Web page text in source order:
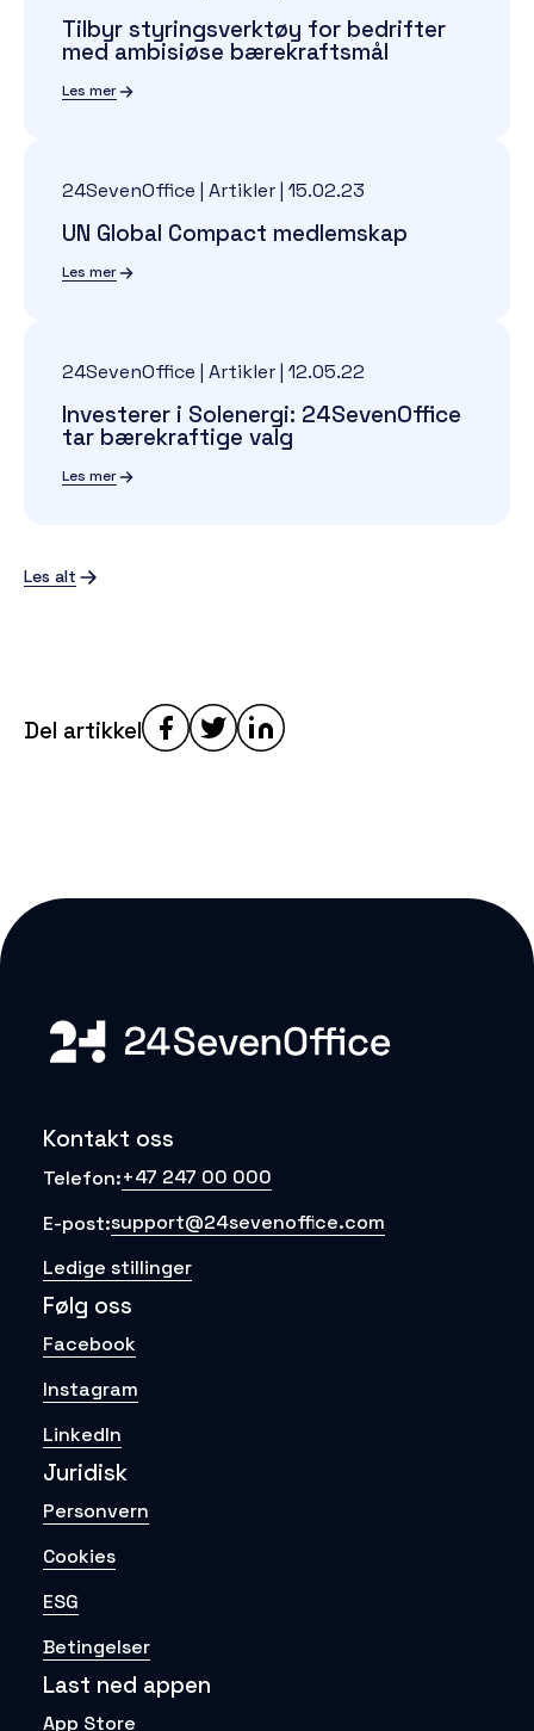
Tilbyr styringsverktøy for bedrifter
med ambisiøse bærekraftsmål
Les mer
24SevenOffice | Artikler| 15.02.23
UN Global Compact medlemskap
Les mer
24SevenOffice | Artikler| 12.05.22
Investerer i Solenergi: 24SevenOffice
tar bærekraftige valg
Les mer
Les alt
Del artikkel
Kontakt oss
Telefon:+47 247 00 000
E-post:support@24sevenoffice.com
Ledige stillinger
Følg oss
Facebook
Instagram
LinkedIn
Juridisk
Personvern
Cookies
ESG
Betingelser
Last ned appen
App Store